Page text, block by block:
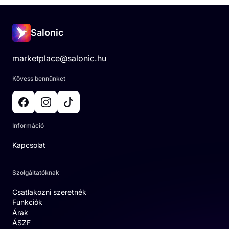
Salonic
marketplace@salonic.hu
Kövess bennünket
Információ
Kapcsolat
Szolgáltatóknak
Csatlakozni szeretnék
Funkciók
Árak
ÁSZF